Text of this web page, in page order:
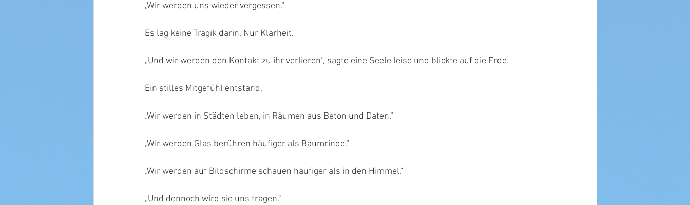
„Wir werden uns wieder vergessen.“
Es lag keine Tragik darin. Nur Klarheit.
„Und wir werden den Kontakt zu ihr verlieren“, sagte eine Seele leise und blickte auf die Erde.
Ein stilles Mitgefühl entstand.
„Wir werden in Städten leben, in Räumen aus Beton und Daten.“
„Wir werden Glas berühren häufiger als Baumrinde.“
„Wir werden auf Bildschirme schauen häufiger als in den Himmel.“
„Und dennoch wird sie uns tragen."